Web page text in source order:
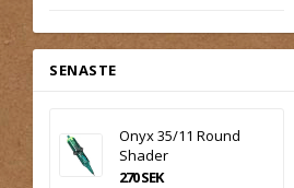
SENASTE
Onyx 35/11 Round
Shader
270 SEK